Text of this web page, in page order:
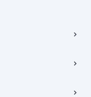
동, 트윈트리빌딩) B동 5층
7층, 8층 미소
당사자에게 있습니다.